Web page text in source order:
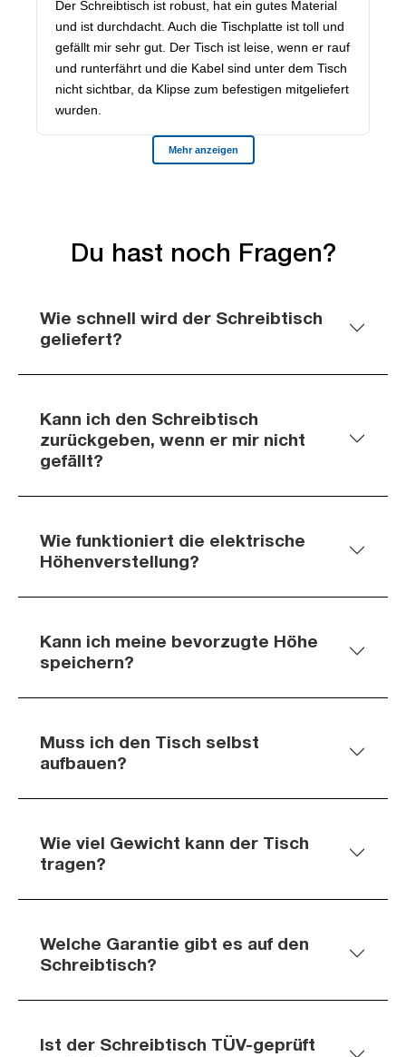
Du hast noch Fragen?
Wie schnell wird der Schreibtisch
geliefert?
Kann ich den Schreibtisch
zurückgeben, wenn er mir nicht
gefällt?
Wie funktioniert die elektrische
Höhenverstellung?
Kann ich meine bevorzugte Höhe
speichern?
Muss ich den Tisch selbst
aufbauen?
Wie viel Gewicht kann der Tisch
tragen?
Welche Garantie gibt es auf den
Schreibtisch?
Ist der Schreibtisch TÜV-geprüft